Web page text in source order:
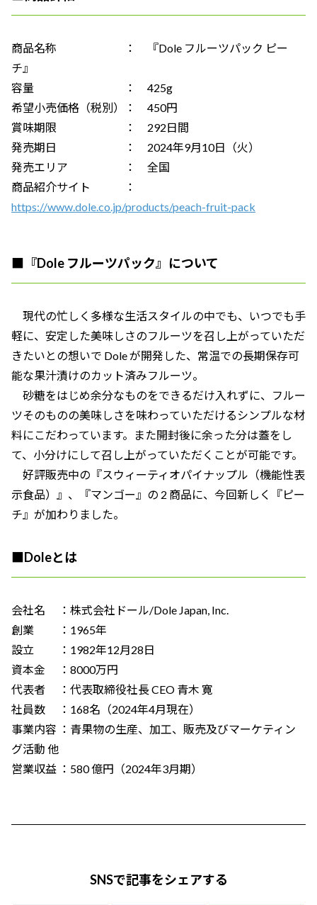
商品名称 ： 『Dole フルーツパック ピー
チ』
容量 ： 425g
希望小売価格（税別）： 450円
賞味期限 ： 292日間
発売期日 ： 2024年9月10日（火）
発売エリア ： 全国
商品紹介サイト ：
https://www.dole.co.jp/products/peach-fruit-pack
■ 『Dole フルーツパック』について
現代の忙しく多様な生活スタイルの中でも、いつでも手
軽に、安定した美味しさのフルーツを召し上がっていただ
きたいとの想いで Dole が開発した、常温での長期保存可
能な果汁漬けのカット済みフルーツ。
砂糖をはじめ余分なものをできるだけ入れずに、フルー
ツそのものの美味しさを味わっていただけるシンプルな材
料にこだわっています。また開封後に余った分は蓋をし
て、小分けにして召し上がっていただくことが可能です。
好評販売中の『スウィーティオパイナップル（機能性表
示食品）』、『マンゴー』の 2 商品に、今回新しく『ピー
チ』が加わりました。
■Doleとは
会社名 ：株式会社ドール/Dole Japan, Inc.
創業 ：1965年
設立 ：1982年12月28日
資本金 ：8000万円
代表者 ：代表取締役社長 CEO 青木 寛
社員数 ：168名（2024年4月現在）
事業内容 ：青果物の生産、加工、販売及びマーケティン
グ活動 他
営業収益 ：580 億円（2024年3月期）
SNSで記事をシェアする